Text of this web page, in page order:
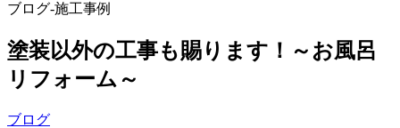
ブログ-施工事例
塗装以外の工事も賜ります！～お風呂
リフォーム～
ブログ